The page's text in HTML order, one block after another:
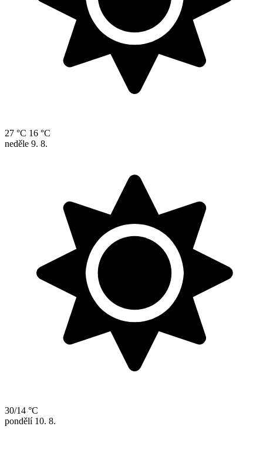
27 °C 16 °C
neděle 9. 8.
30/14 °C
pondělí 10. 8.